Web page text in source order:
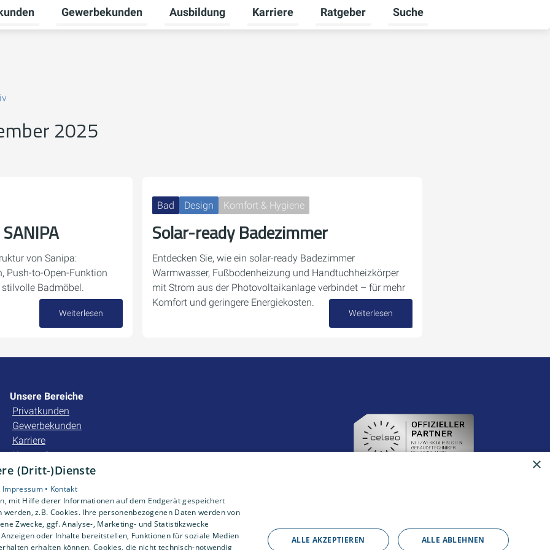
für Unternehmen umschalten
Untermenü für Privatkunden umschalten
Gewerbekunden
Untermenü für Gewerbekunden umschalten
Ausbildung
Untermenü für Ausbildung umschalten
Karriere
Untermenü für Karriere umschalten
Ratgeber
Untermenü für Ratgeber
Suche
2025
von Sanipa:
Push-to-Open-Funktion
Badmöbel.
15. Dezember 2025
Weiterlesen
Bad Design Komfort & Hygiene
Solar-ready Badezimmer
Entdecken Sie, wie ein solar-ready Badezimmer
Warmwasser, Fußbodenheizung und Handtuchheizkörper
mit Strom aus der Photovoltaikanlage verbindet – für mehr
Komfort und geringere Energiekosten.
Weiterlesen
Unsere Bereiche
Privatkunden
Gewerbekunden
Karriere
Unternehmen
Kontakt
×
(Dritt-)Dienste
Impressum • Kontakt
mit Hilfe derer Informationen auf dem Endgerät gespeichert
z.B. Cookies. Ihre personenbezogenen Daten werden von
Zwecke, ggf. Analyse-, Marketing- und Statistikzwecke
oder Inhalte bereitstellen, Funktionen für soziale Medien
erhalten können. Cookies, die nicht technisch-notwendig
ALLE AKZEPTIEREN ALLE ABLEHNEN